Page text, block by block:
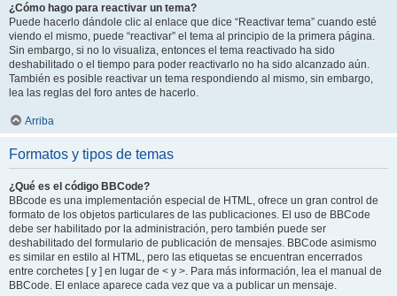
¿Cómo hago para reactivar un tema?
Puede hacerlo dándole clic al enlace que dice “Reactivar tema” cuando esté
viendo el mismo, puede “reactivar” el tema al principio de la primera página.
Sin embargo, si no lo visualiza, entonces el tema reactivado ha sido
deshabilitado o el tiempo para poder reactivarlo no ha sido alcanzado aún.
También es posible reactivar un tema respondiendo al mismo, sin embargo,
lea las reglas del foro antes de hacerlo.
Arriba
Formatos y tipos de temas
¿Qué es el código BBCode?
BBcode es una implementación especial de HTML, ofrece un gran control de
formato de los objetos particulares de las publicaciones. El uso de BBCode
debe ser habilitado por la administración, pero también puede ser
deshabilitado del formulario de publicación de mensajes. BBCode asimismo
es similar en estilo al HTML, pero las etiquetas se encuentran encerrados
entre corchetes [ y ] en lugar de < y >. Para más información, lea el manual de
BBCode. El enlace aparece cada vez que va a publicar un mensaje.